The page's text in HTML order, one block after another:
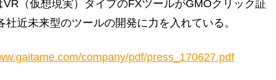
（仮想現実）タイプのFXツールがGMOクリック証
近未来型のツールの開発に力を入れている。
company/pdf/press_170627.pdf